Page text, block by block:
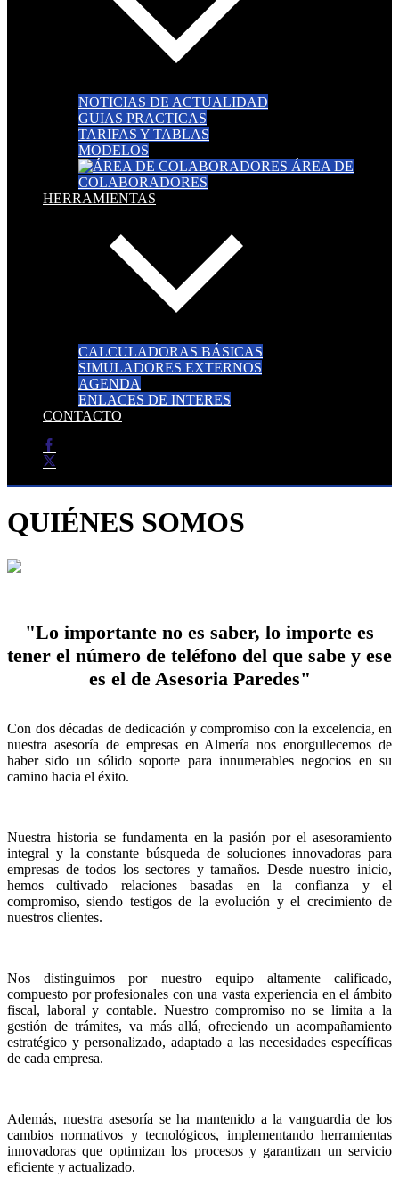
NOTICIAS DE ACTUALIDAD
GUIAS PRACTICAS
TARIFAS Y TABLAS
MODELOS
ÁREA DE
COLABORADORES
HERRAMIENTAS
CALCULADORAS BÁSICAS
SIMULADORES EXTERNOS
AGENDA
ENLACES DE INTERES
CONTACTO
QUIÉNES SOMOS
"Lo importante no es saber, lo importe es
tener el número de teléfono del que sabe y ese
es el de Asesoria Paredes"
Con dos décadas de dedicación y compromiso con la excelencia, en
nuestra asesoría de empresas en Almería nos enorgullecemos de
haber sido un sólido soporte para innumerables negocios en su
camino hacia el éxito.
Nuestra historia se fundamenta en la pasión por el asesoramiento
integral y la constante búsqueda de soluciones innovadoras para
empresas de todos los sectores y tamaños. Desde nuestro inicio,
hemos cultivado relaciones basadas en la confianza y el
compromiso, siendo testigos de la evolución y el crecimiento de
nuestros clientes.
Nos distinguimos por nuestro equipo altamente calificado,
compuesto por profesionales con una vasta experiencia en el ámbito
fiscal, laboral y contable. Nuestro compromiso no se limita a la
gestión de trámites, va más allá, ofreciendo un acompañamiento
estratégico y personalizado, adaptado a las necesidades específicas
de cada empresa.
Además, nuestra asesoría se ha mantenido a la vanguardia de los
cambios normativos y tecnológicos, implementando herramientas
innovadoras que optimizan los procesos y garantizan un servicio
eficiente y actualizado.